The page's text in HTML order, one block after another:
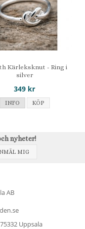
Kärleksknut - Ring i
silver
349 kr
INFO KÖP
nyheter!
MIG
AB
Uppsala